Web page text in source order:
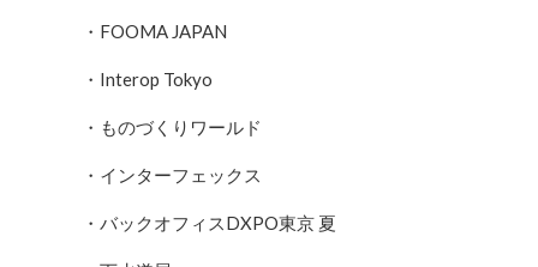
・FOOMA JAPAN
・Interop Tokyo
・ものづくりワールド
・インターフェックス
・バックオフィスDXPO東京 夏